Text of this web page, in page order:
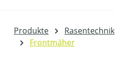
Produkte Rasentechnik
Frontmäher